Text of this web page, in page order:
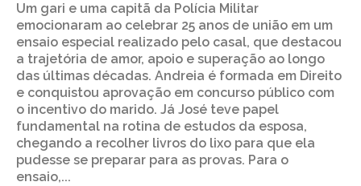
Um gari e uma capitã da Polícia Militar
emocionaram ao celebrar 25 anos de união em um
ensaio especial realizado pelo casal, que destacou
a trajetória de amor, apoio e superação ao longo
das últimas décadas. Andreia é formada em Direito
e conquistou aprovação em concurso público com
o incentivo do marido. Já José teve papel
fundamental na rotina de estudos da esposa,
chegando a recolher livros do lixo para que ela
pudesse se preparar para as provas. Para o
ensaio,...